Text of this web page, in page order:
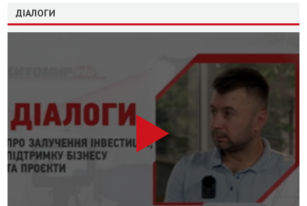
ДІАЛОГИ